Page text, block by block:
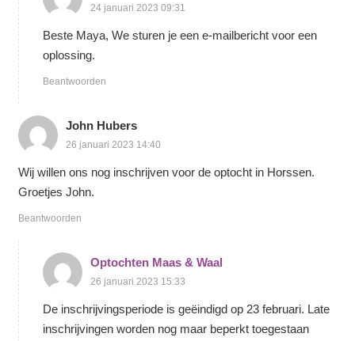
24 januari 2023 09:31
Beste Maya, We sturen je een e-mailbericht voor een
oplossing.
Beantwoorden
John Hubers
26 januari 2023 14:40
Wij willen ons nog inschrijven voor de optocht in Horssen.
Groetjes John.
Beantwoorden
Optochten Maas & Waal
26 januari 2023 15:33
De inschrijvingsperiode is geëindigd op 23 februari. Late
inschrijvingen worden nog maar beperkt toegestaan